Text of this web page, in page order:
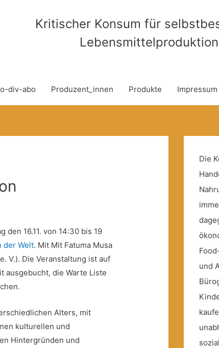
Kritischer Konsum für
Lebensmittelproduktion
div-abo Produzent_innen Produkte Impressum
den 16.11. von 14:30 bis 19
der Welt. Mit Mit Fatuma Musa
V.). Die Veranstaltung ist auf
ausgebucht, die Warte Liste
Alters, mit
kulturellen und
Hintergründen und
Die
und